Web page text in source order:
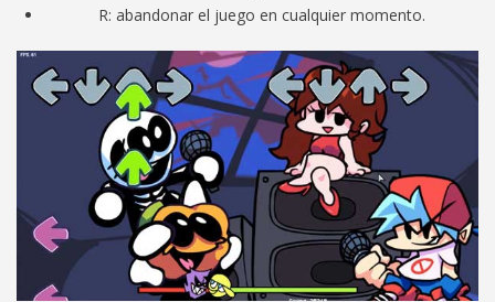
R: abandonar el juego en cualquier momento.